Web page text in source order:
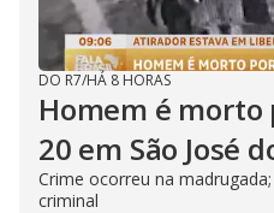
DO R7/HÁ 8 HORAS
Homem é morto
20 em São José
Crime ocorreu na
criminal